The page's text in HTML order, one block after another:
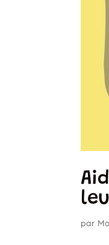
par